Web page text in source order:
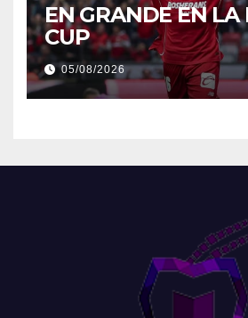
EN GRANDE EN LA
CUP
05/08/2026